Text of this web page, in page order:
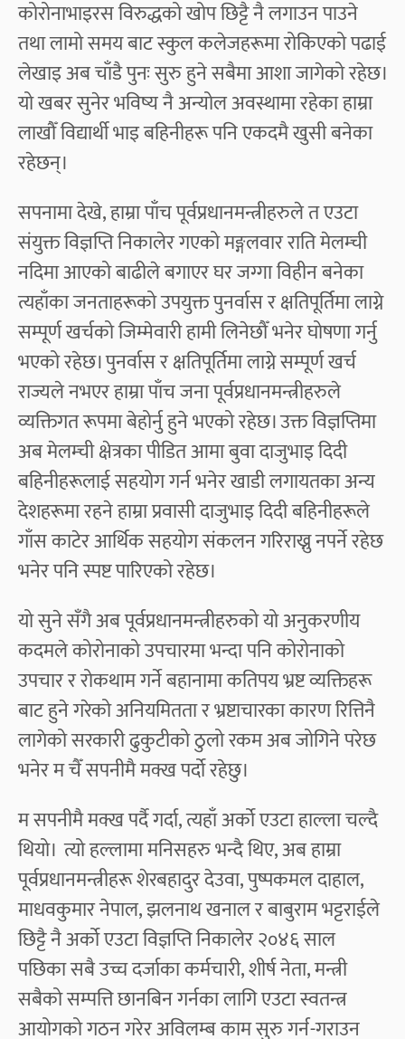
कोरोनाभाइरस विरुद्धको खोप छिट्टै नै लगाउन पाउने
तथा लामो समय बाट स्कुल कलेजहरूमा रोकिएको पढाई
लेखाइ अब चाँडै पुनः सुरु हुने सबैमा आशा जागेको रहेछ।
यो खबर सुनेर भविष्य नै अन्योल अवस्थामा रहेका हाम्रा
लाखौँ विद्यार्थी भाइ बहिनीहरू पनि एकदमै खुसी बनेका
रहेछन्।
सपनामा देखे, हाम्रा पाँच पूर्वप्रधानमन्त्रीहरुले त एउटा
संयुक्त विज्ञप्ति निकालेर गएको मङ्गलवार राति मेलम्ची
नदिमा आएको बाढीले बगाएर घर जग्गा विहीन बनेका
त्यहाँका जनताहरूको उपयुक्त पुनर्वास र क्षतिपूर्तिमा लाग्ने
सम्पूर्ण खर्चको जिम्मेवारी हामी लिनेछौँ भनेर घोषणा गर्नु
भएको रहेछ। पुनर्वास र क्षतिपूर्तिमा लाग्ने सम्पूर्ण खर्च
राज्यले नभएर हाम्रा पाँच जना पूर्वप्रधानमन्त्रीहरुले
व्यक्तिगत रूपमा बेहोर्नु हुने भएको रहेछ। उक्त विज्ञप्तिमा
अब मेलम्ची क्षेत्रका पीडित आमा बुवा दाजुभाइ दिदी
बहिनीहरूलाई सहयोग गर्न भनेर खाडी लगायतका अन्य
देशहरूमा रहने हाम्रा प्रवासी दाजुभाइ दिदी बहिनीहरूले
गाँस काटेर आर्थिक सहयोग संकलन गरिराख्नु नपर्ने रहेछ
भनेर पनि स्पष्ट पारिएको रहेछ।
यो सुने सँगै अब पूर्वप्रधानमन्त्रीहरुको यो अनुकरणीय
कदमले कोरोनाको उपचारमा भन्दा पनि कोरोनाको
उपचार र रोकथाम गर्ने बहानामा कतिपय भ्रष्ट व्यक्तिहरू
बाट हुने गरेको अनियमितता र भ्रष्टाचारका कारण रित्तिनै
लागेको सरकारी ढुकुटीको ठुलो रकम अब जोगिने परेछ
भनेर म चैँ सपनीमै मक्ख पर्दो रहेछु।
म सपनीमै मक्ख पर्दै गर्दा, त्यहाँ अर्को एउटा हाल्ला चल्दै
थियो। त्यो हल्लामा मनिसहरु भन्दै थिए, अब हाम्रा
पूर्वप्रधानमन्त्रीहरू शेरबहादुर देउवा, पुष्पकमल दाहाल,
माधवकुमार नेपाल, झलनाथ खनाल र बाबुराम भट्टराईले
छिट्टै नै अर्को एउटा विज्ञप्ति निकालेर २०४६ साल
पछिका सबै उच्च दर्जाका कर्मचारी, शीर्ष नेता, मन्त्री
सबैको सम्पत्ति छानबिन गर्नका लागि एउटा स्वतन्त्र
आयोगको गठन गरेर अविलम्ब काम सुरु गर्न-गराउन